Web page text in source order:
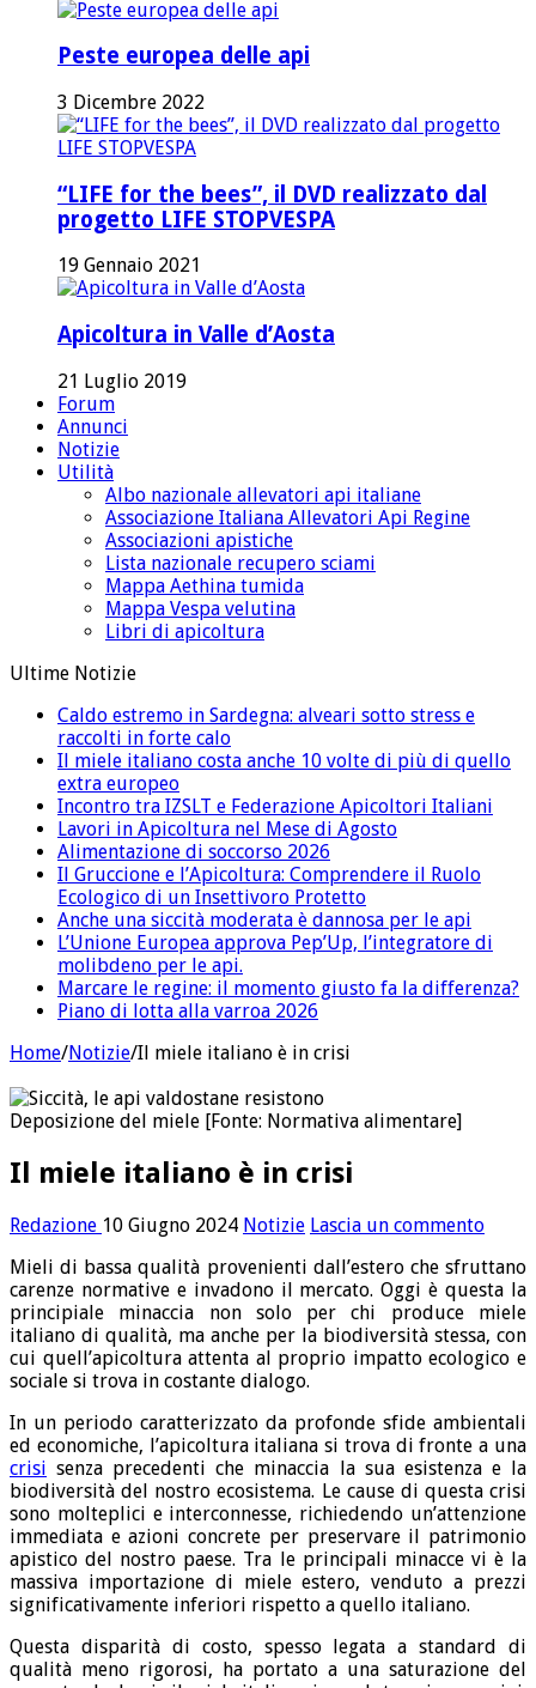
Peste europea delle api
3 Dicembre 2022
“LIFE for the bees”, il DVD realizzato dal
progetto LIFE STOPVESPA
19 Gennaio 2021
Apicoltura in Valle d’Aosta
21 Luglio 2019
Forum
Annunci
Notizie
Utilità
Albo nazionale allevatori api italiane
Associazione Italiana Allevatori Api Regine
Associazioni apistiche
Lista nazionale recupero sciami
Mappa Aethina tumida
Mappa Vespa velutina
Libri di apicoltura
Ultime Notizie
Caldo estremo in Sardegna: alveari sotto stress e
raccolti in forte calo
Il miele italiano costa anche 10 volte di più di quello
extra europeo
Incontro tra IZSLT e Federazione Apicoltori Italiani
Lavori in Apicoltura nel Mese di Agosto
Alimentazione di soccorso 2026
Il Gruccione e l’Apicoltura: Comprendere il Ruolo
Ecologico di un Insettivoro Protetto
Anche una siccità moderata è dannosa per le api
L’Unione Europea approva Pep’Up, l’integratore di
molibdeno per le api.
Marcare le regine: il momento giusto fa la differenza?
Piano di lotta alla varroa 2026
Home/Notizie/Il miele italiano è in crisi
Deposizione del miele [Fonte: Normativa alimentare]
Il miele italiano è in crisi
Redazione 10 Giugno 2024 Notizie Lascia un commento
Mieli di bassa qualità provenienti dall’estero che sfruttano
carenze normative e invadono il mercato. Oggi è questa la
principiale minaccia non solo per chi produce miele
italiano di qualità, ma anche per la biodiversità stessa, con
cui quell’apicoltura attenta al proprio impatto ecologico e
sociale si trova in costante dialogo.
In un periodo caratterizzato da profonde sfide ambientali
ed economiche, l’apicoltura italiana si trova di fronte a una
crisi senza precedenti che minaccia la sua esistenza e la
biodiversità del nostro ecosistema. Le cause di questa crisi
sono molteplici e interconnesse, richiedendo un’attenzione
immediata e azioni concrete per preservare il patrimonio
apistico del nostro paese. Tra le principali minacce vi è la
massiva importazione di miele estero, venduto a prezzi
significativamente inferiori rispetto a quello italiano.
Questa disparità di costo, spesso legata a standard di
qualità meno rigorosi, ha portato a una saturazione del